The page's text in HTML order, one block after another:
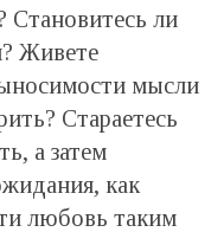
ли
Живете
мысли
Стараетесь
а затем
как
любовь таким